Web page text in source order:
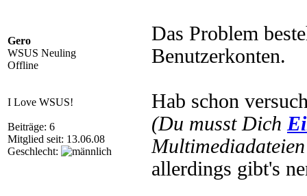
Gero
WSUS Neuling
Offline
I Love WSUS!
Beiträge: 6
Mitglied seit: 13.06.08
Geschlecht:
Das Problem
Benutzerkonten.
Hab schon
(Du musst Dich
allerdings gibt's